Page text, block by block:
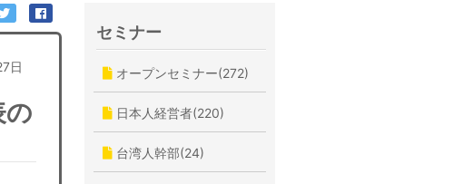
日
の
セミナー
オープンセミナー(272)
日本人経営者(220)
台湾人幹部(24)